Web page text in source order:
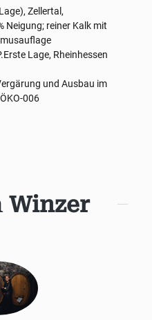
Zellertal,
Neigung; reiner Kalk mit
Lage, Rheinhessen
und Ausbau im
006
Winzer